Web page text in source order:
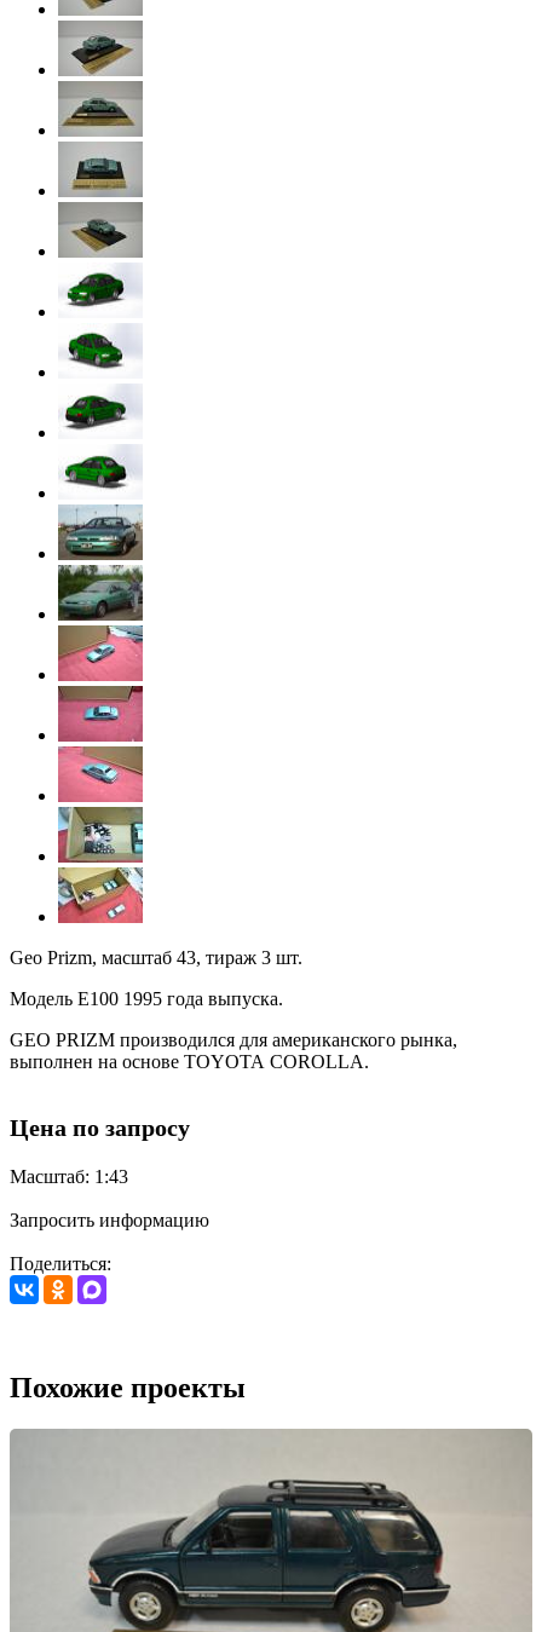
Geo Prizm, масштаб 43, тираж 3 шт.
Модель Е100 1995 года выпуска.
GEO PRIZM производился для американского рынка,
выполнен на основе ТOYOTA COROLLA.
Цена по запросу
Масштаб: 1:43
Запросить информацию
Поделиться:
Похожие проекты